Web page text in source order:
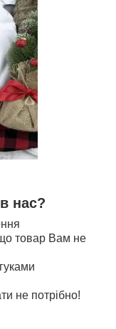
нас?
товар Вам не
не потрібно!